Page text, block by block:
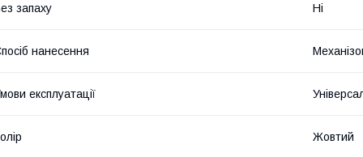
запаху Ні
нанесення
експлуатації
Жовтий